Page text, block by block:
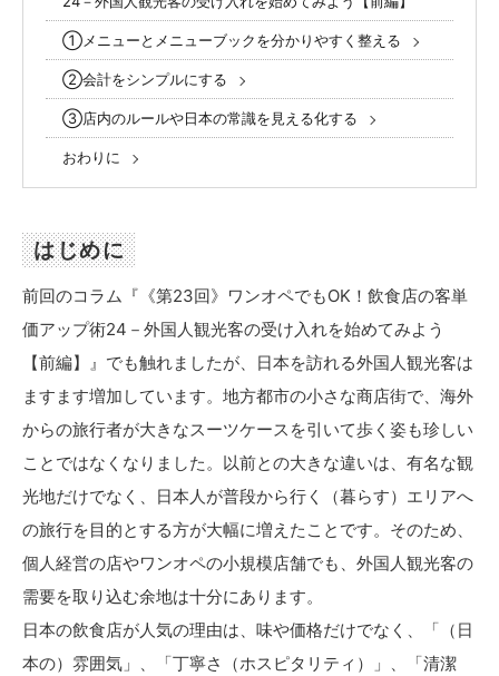
①メニューとメニューブックを分かりやすく整える
②会計をシンプルにする
③店内のルールや日本の常識を見える化する
おわりに
はじめに
前回のコラム『《第23回》ワンオペでもOK！飲食店の客単
価アップ術24－外国人観光客の受け入れを始めてみよう
【前編】』でも触れましたが、日本を訪れる外国人観光客は
ますます増加しています。地方都市の小さな商店街で、海外
からの旅行者が大きなスーツケースを引いて歩く姿も珍しい
ことではなくなりました。以前との大きな違いは、有名な観
光地だけでなく、日本人が普段から行く（暮らす）エリアへ
の旅行を目的とする方が大幅に増えたことです。そのため、
個人経営の店やワンオペの小規模店舗でも、外国人観光客の
需要を取り込む余地は十分にあります。
日本の飲食店が人気の理由は、味や価格だけでなく、「（日
本の）雰囲気」、「丁寧さ（ホスピタリティ）」、「清潔